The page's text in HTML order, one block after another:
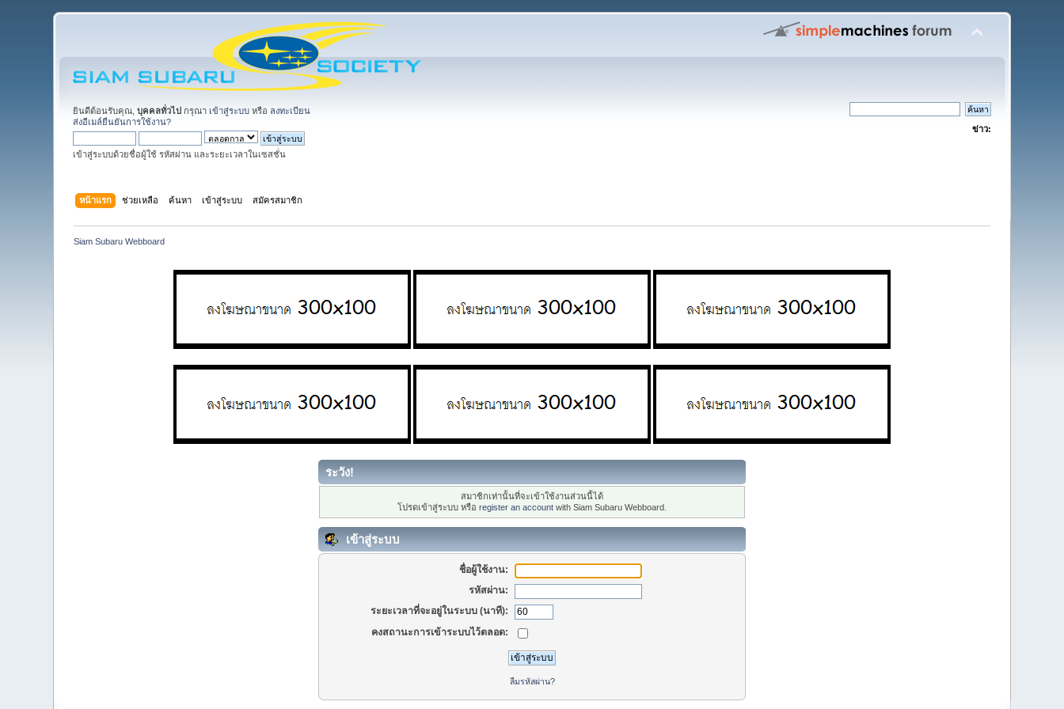
ยินดีต้อนรับคุณ,บุคคลทั่วไป กรุณา เข้าสู่ระบบ หรือ ลงทะเบียน
ส่งอีเมล์ยืนยันการใช้งาน?
เข้าสู่ระบบด้วยชื่อผู้ใช้ รหัสผ่าน และระยะเวลาในเซสชั่น
ข่าว:
หน้าแรก ช่วยเหลือ ค้นหา เข้าสู่ระบบ สมัครสมาชิก
Siam Subaru Webboard
ระวัง!
สมาชิกเท่านั้นที่จะเข้าใช้งานส่วนนี้ได้
โปรดเข้าสู่ระบบ หรือ register an account with Siam Subaru Webboard.
เข้าสู่ระบบ
ชื่อผู้ใช้งาน:
รหัสผ่าน:
ระยะเวลาที่จะอยู่ในระบบ (นาที):
คงสถานะการเข้าระบบไว้ตลอด:
ลืมรหัสผ่าน?